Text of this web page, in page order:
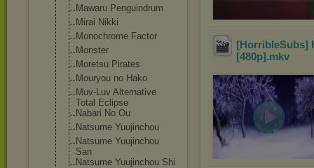
Mawaru Penguindrum
Mirai Nikki
Monochrome Factor
Monster
Moretsu Pirates
Mouryou no Hako
Muv-Luv Alternative
Total Eclipse
Nabari No Ou
Natsume Yuujinchou
Natsume Yuujinchou
San
Natsume Yuujinchou Shi
[HorribleSubs]
[480p] .mkv